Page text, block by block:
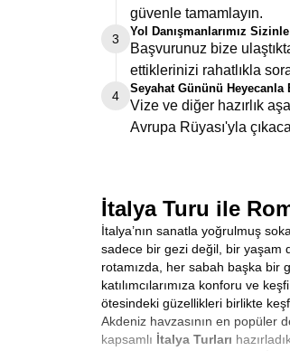
güvenle tamamlayın.
3
Yol Danışmanlarımız
Başvurunuz bize
ettiklerinizi rahatlıkla
4
Seyahat Gününü Heyecanla
Vize ve diğer hazırlık
Avrupa Rüyası'yla
İtalya Turu ile
İtalya’nın sanatla yoğrulmuş
sadece bir gezi değil, bir yaşam
rotamızda, her sabah başka bir
katılımcılarımıza konforu ve
ötesindeki güzellikleri birlikte
Akdeniz havzasının en popüler
kapsamlı İtalya Turları